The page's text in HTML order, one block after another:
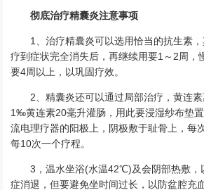
彻底治疗精囊炎注意事项
1、治疗精囊炎可以选用恰当的抗生素
疗到症状完全消失后，再继续用要1～2周，
要4周以上，以巩固疗效。
2、精囊炎还可以通过局部治疗，黄连
1‰黄连素20毫升灌肠，用此要浸湿纱布垫
流电理疗器的阳极上，阴极敷于耻骨上，每
每10次一个疗程。
3，温水坐浴(水温42℃)及会阴部热敷，
症消退，但要避免坐时间过长，以防盆腔充血